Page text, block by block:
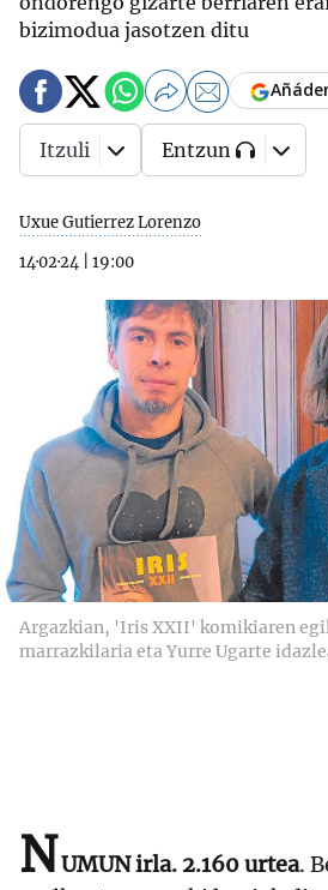
bizimodua jasotzen ditu
Uxue Gutierrez Lorenzo
14·02·24
19:00
Itzuli Entzun
Argazkian, 'Iris XXII' komikiaren
marrazkilaria eta Yurre Ugarte
NUMUN irla. 2.160 urtea.